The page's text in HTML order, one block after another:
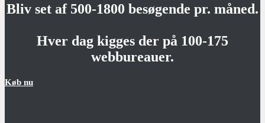
Bliv set af 500-1800 besøgende pr. måned.
Hver dag kigges der på 100-175
webbureauer.
Køb nu